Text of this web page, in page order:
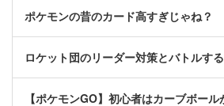
ポケモンの昔のカード高すぎじゃね？
ロケット団のリーダー対策とバトルす
【ポケモンGO】初心者はカーブボール